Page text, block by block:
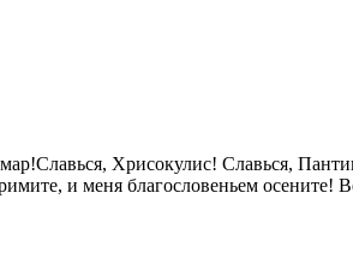
Хрисокулис! Славься,
и меня благословеньем